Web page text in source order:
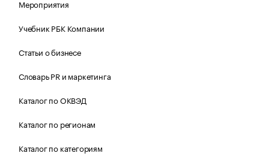
Мероприятия
Учебник РБК Компании
Статьи о бизнесе
Словарь PR и маркетинга
Каталог по ОКВЭД
Каталог по регионам
Каталог по категориям